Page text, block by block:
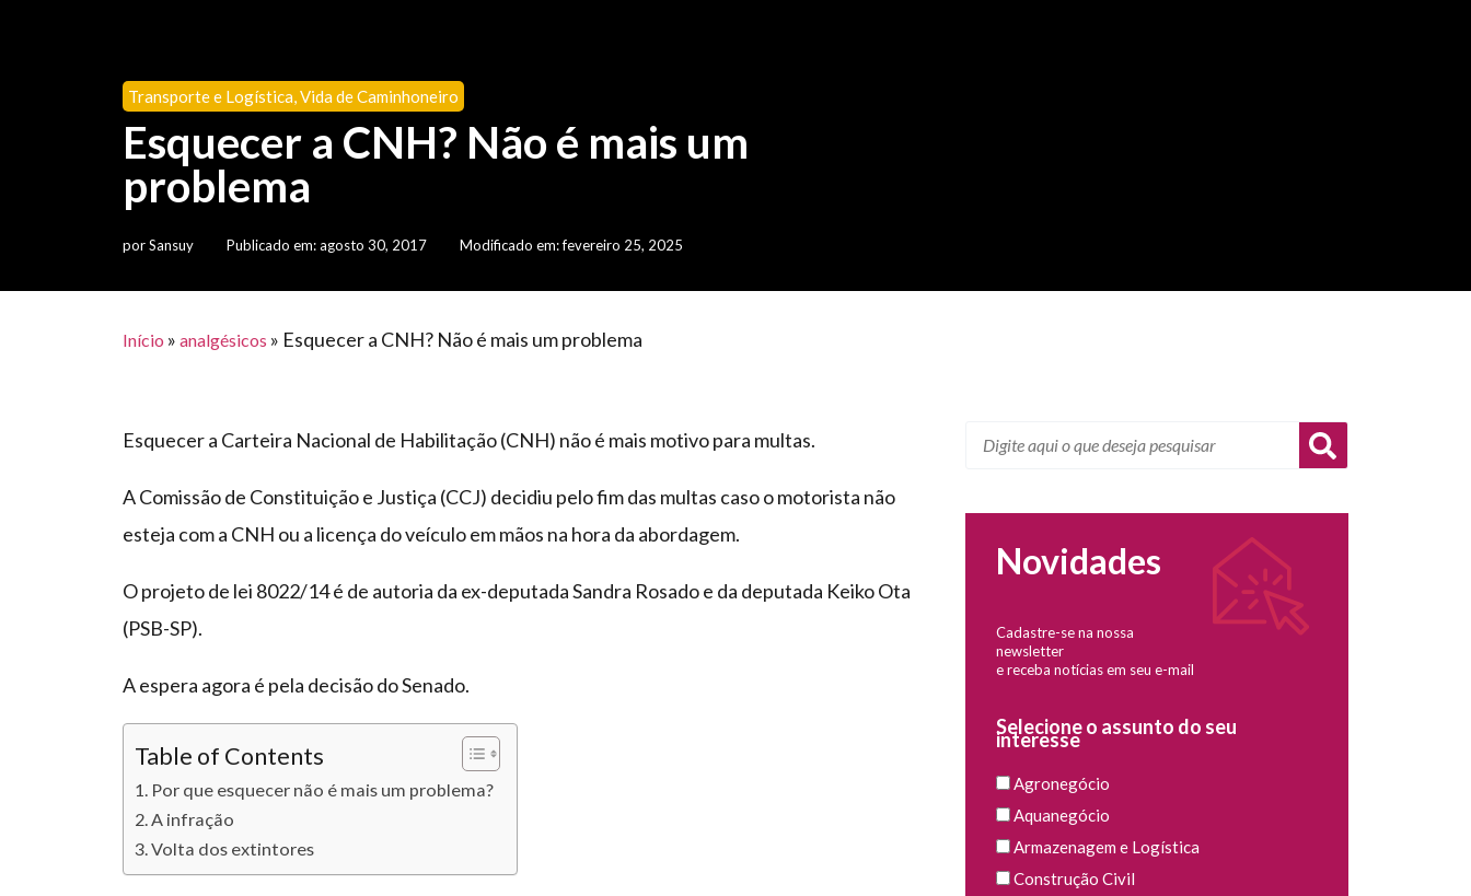
Transporte e Logística,Vida de Caminhoneiro
Esquecer a CNH? Não é mais um
problema
porSansuy Publicado em:agosto 30, 2017 Modificado em: fevereiro 25, 2025
Início » analgésicos » Esquecer a CNH? Não é mais um problema
Esquecer a Carteira Nacional de Habilitação (CNH) não é mais motivo para multas.
A Comissão de Constituição e Justiça (CCJ) decidiu pelo fim das multas caso o motorista não
esteja com a CNH ou a licença do veículo em mãos na hora da abordagem.
O projeto de lei 8022/14 é de autoria da ex-deputada Sandra Rosado e da deputada Keiko Ota
(PSB-SP).
A espera agora é pela decisão do Senado.
Table of Contents
Por que esquecer não é mais um problema?
A infração
Volta dos extintores
Novidades
Cadastre-se na nossa
newsletter
e receba notícias em seu e-mail
Selecione o assunto do seu
interesse
Agronegócio
Aquanegócio
Armazenagem e Logística
Construção Civil